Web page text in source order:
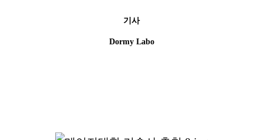
기사
Dormy Labo